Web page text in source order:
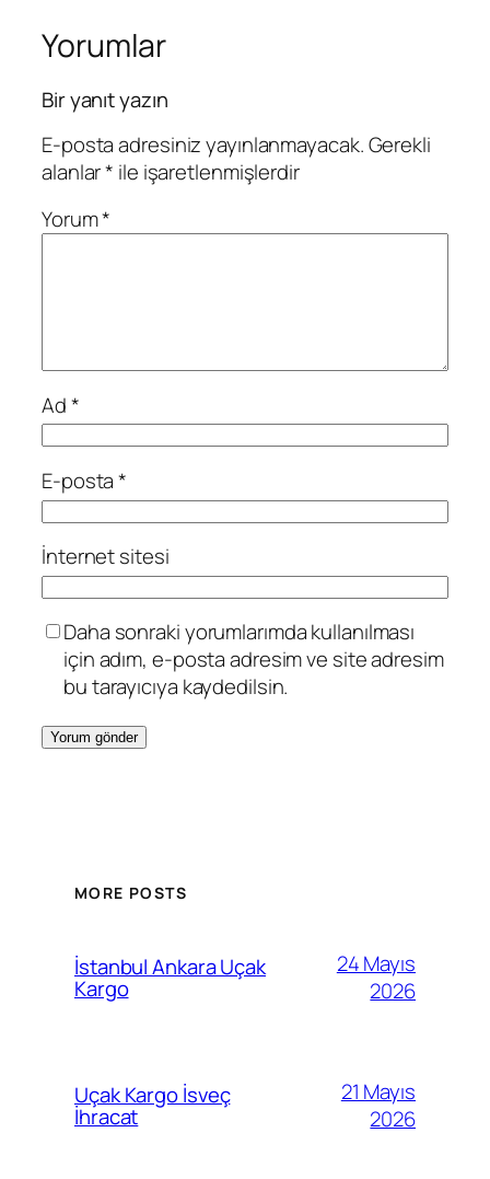
Yorumlar
Bir yanıt yazın
E-posta adresiniz yayınlanmayacak.Gerekli
alanlar* ile işaretlenmişlerdir
Yorum*
Ad*
E-posta*
İnternet sitesi
Daha sonraki yorumlarımda kullanılması
için adım, e-posta adresim ve site adresim
bu tarayıcıya kaydedilsin.
MORE POSTS
İstanbul Ankara Uçak
Kargo
24 Mayıs
2026
Uçak Kargo İsveç
İhracat
21 Mayıs
2026